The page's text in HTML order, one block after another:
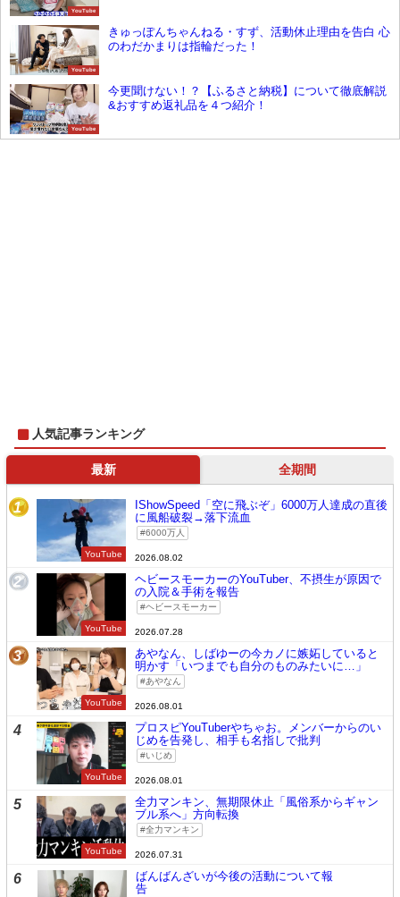
YouTube
YouTube
きゅっぽんちゃんねる・すず、活動休止理由を告白 心
のわだかまりは指輪だった！
YouTube
今更聞けない！？【ふるさと納税】について徹底解説
&おすすめ返礼品を４つ紹介！
人気記事ランキング
最新 全期間
1
YouTube
IShowSpeed「空に飛ぶぞ」6000万人達成の直後
に風船破裂→落下流血
6000万人
2026.08.02
2
YouTube
ヘビースモーカーのYouTuber、不摂生が原因で
の入院＆手術を報告
ヘビースモーカー
2026.07.28
3
YouTube
あやなん、しばゆーの今カノに嫉妬していると
明かす「いつまでも自分のものみたいに…」
あやなん
2026.08.01
4
YouTube
プロスピYouTuberやちゃお。メンバーからのい
じめを告発し、相手も名指しで批判
いじめ
2026.08.01
5
YouTube
全力マンキン、無期限休止「風俗系からギャン
ブル系へ」方向転換
全力マンキン
2026.07.31
6
ばんばんざいが今後の活動について報
告